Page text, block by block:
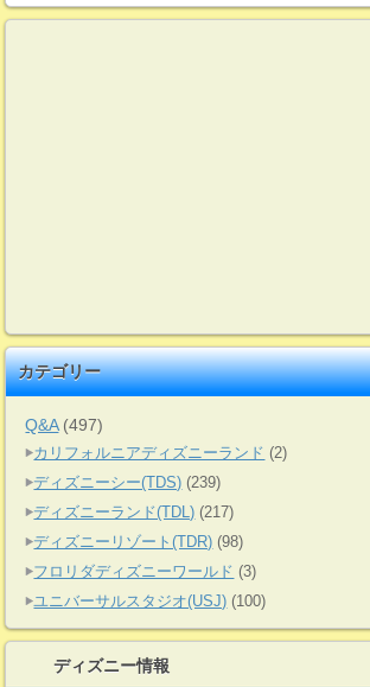
カテゴリー
Q&A(497)
カリフォルニアディズニーランド (2)
ディズニーシー(TDS) (239)
ディズニーランド(TDL) (217)
ディズニーリゾート(TDR) (98)
フロリダディズニーワールド (3)
ユニバーサルスタジオ(USJ) (100)
ディズニー情報